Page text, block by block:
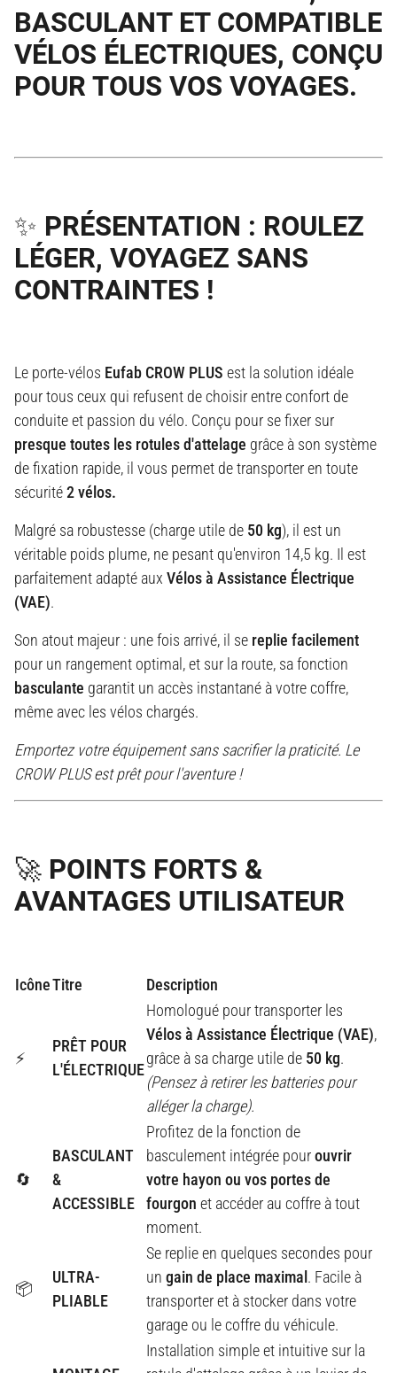
BASCULANT ET COMPATIBLE
VÉLOS ÉLECTRIQUES, CONÇU
POUR TOUS VOS VOYAGES.
✨ PRÉSENTATION : ROULEZ
LÉGER, VOYAGEZ SANS
CONTRAINTES !
Le porte-vélos Eufab CROW PLUS est la solution idéale
pour tous ceux qui refusent de choisir entre confort de
conduite et passion du vélo. Conçu pour se fixer sur
presque toutes les rotules d'attelage grâce à son système
de fixation rapide, il vous permet de transporter en toute
sécurité2 vélos.
Malgré sa robustesse (charge utile de 50 kg), il est un
véritable poids plume, ne pesant qu'environ 14,5 kg. Il est
parfaitement adapté aux Vélos à Assistance Électrique
(VAE).
Son atout majeur : une fois arrivé, il se replie facilement
pour un rangement optimal, et sur la route, sa fonction
basculante garantit un accès instantané à votre coffre,
même avec les vélos chargés.
Emportez votre équipement sans sacrifier la praticité. Le
CROW PLUS est prêt pour l'aventure !
🚀 POINTS FORTS &
AVANTAGES UTILISATEUR
IcôneTitre Description
⚡
PRÊT POUR
L'ÉLECTRIQUE
Homologué pour transporter les
Vélos à Assistance Électrique (VAE),
grâce à sa charge utile de 50 kg.
(Pensez à retirer les batteries pour
alléger la charge).
🔄
BASCULANT
&
ACCESSIBLE
Profitez de la fonction de
basculement intégrée pourouvrir
votre hayon ou vos portes de
fourgon et accéder au coffre à tout
moment.
📦
ULTRA-
PLIABLE
Se replie en quelques secondes pour
un gain de place maximal. Facile à
transporter et à stocker dans votre
garage ou le coffre du véhicule.
Installation simple et intuitive sur la